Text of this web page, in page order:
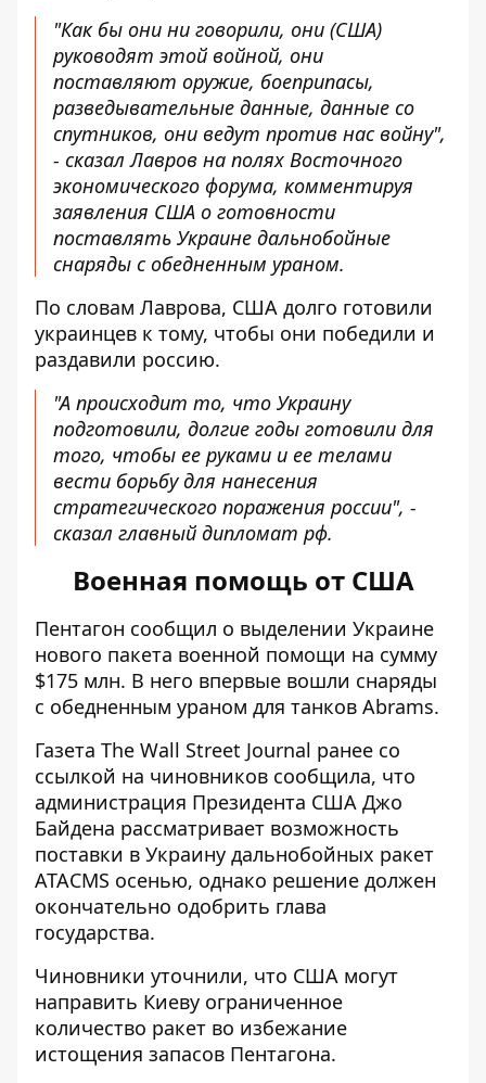
"Как бы они ни говорили, они (США)
руководят этой войной, они
поставляют оружие, боеприпасы,
разведывательные данные, данные со
спутников, они ведут против нас войну",
- сказал Лавров на полях Восточного
экономического форума, комментируя
заявления США о готовности
поставлять Украине дальнобойные
снаряды с обедненным ураном.
По словам Лаврова, США долго готовили
украинцев к тому, чтобы они победили и
раздавили россию.
"А происходит то, что Украину
подготовили, долгие годы готовили для
того, чтобы ее руками и ее телами
вести борьбу для нанесения
стратегического поражения россии", -
сказал главный дипломат рф.
Военная помощь от США
Пентагон сообщил о выделении Украине
нового пакета военной помощи на сумму
$175 млн. В него впервые вошли снаряды
с обедненным ураном для танков Abrams.
Газета The Wall Street Journal ранее со
ссылкой на чиновников сообщила, что
администрация Президента США Джо
Байдена рассматривает возможность
поставки в Украину дальнобойных ракет
ATACMS осенью, однако решение должен
окончательно одобрить глава
государства.
Чиновники уточнили, что США могут
направить Киеву ограниченное
количество ракет во избежание
истощения запасов Пентагона.